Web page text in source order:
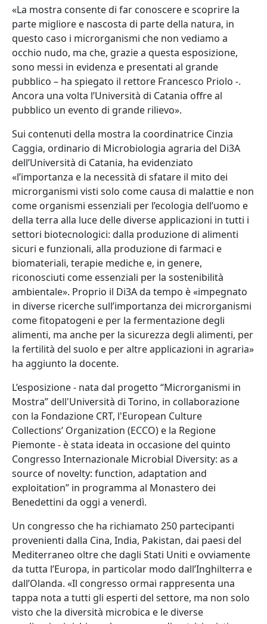
«La mostra consente di far conoscere e scoprire la
parte migliore e nascosta di parte della natura, in
questo caso i microrganismi che non vediamo a
occhio nudo, ma che, grazie a questa esposizione,
sono messi in evidenza e presentati al grande
pubblico – ha spiegato il rettore Francesco Priolo -.
Ancora una volta l’Università di Catania offre al
pubblico un evento di grande rilievo».
Sui contenuti della mostra la coordinatrice Cinzia
Caggia, ordinario di Microbiologia agraria del Di3A
dell’Università di Catania, ha evidenziato
«l’importanza e la necessità di sfatare il mito dei
microrganismi visti solo come causa di malattie e non
come organismi essenziali per l’ecologia dell’uomo e
della terra alla luce delle diverse applicazioni in tutti i
settori biotecnologici: dalla produzione di alimenti
sicuri e funzionali, alla produzione di farmaci e
biomateriali, terapie mediche e, in genere,
riconosciuti come essenziali per la sostenibilità
ambientale». Proprio il Di3A da tempo è «impegnato
in diverse ricerche sull’importanza dei microrganismi
come fitopatogeni e per la fermentazione degli
alimenti, ma anche per la sicurezza degli alimenti, per
la fertilità del suolo e per altre applicazioni in agraria»
ha aggiunto la docente.
L’esposizione - nata dal progetto “Microrganismi in
Mostra” dell'Università di Torino, in collaborazione
con la Fondazione CRT, l'European Culture
Collections’ Organization (ECCO) e la Regione
Piemonte - è stata ideata in occasione del quinto
Congresso Internazionale Microbial Diversity: as a
source of novelty: function, adaptation and
exploitation” in programma al Monastero dei
Benedettini da oggi a venerdì.
Un congresso che ha richiamato 250 partecipanti
provenienti dalla Cina, India, Pakistan, dai paesi del
Mediterraneo oltre che dagli Stati Uniti e ovviamente
da tutta l’Europa, in particolar modo dall’Inghilterra e
dall’Olanda. «Il congresso ormai rappresenta una
tappa nota a tutti gli esperti del settore, ma non solo
visto che la diversità microbica e le diverse